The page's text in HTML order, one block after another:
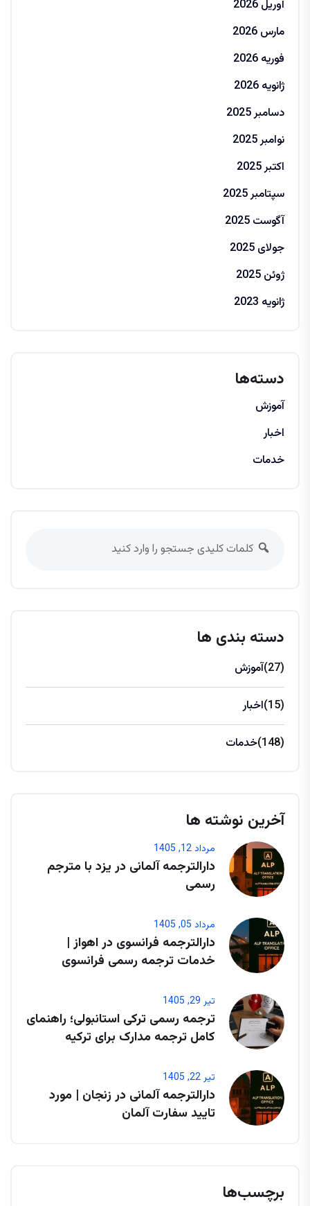
آوریل 2026
مارس 2026
فوریه 2026
ژانویه 2026
دسامبر 2025
نوامبر 2025
اکتبر 2025
سپتامبر 2025
آگوست 2025
جولای 2025
ژوئن 2025
ژانویه 2023
دسته‌ها
آموزش
اخبار
خدمات
دسته بندی ها
آموزش (27)
اخبار (15)
خدمات (148)
آخرین نوشته ها
مرداد 12, 1405
دارالترجمه آلمانی در یزد با مترجم
رسمی
مرداد 05, 1405
دارالترجمه فرانسوی در اهواز |
خدمات ترجمه رسمی فرانسوی
تیر 29, 1405
ترجمه رسمی ترکی استانبولی؛ راهنمای
کامل ترجمه مدارک برای ترکیه
تیر 22, 1405
دارالترجمه آلمانی در زنجان | مورد
تایید سفارت آلمان
برچسب‌ها